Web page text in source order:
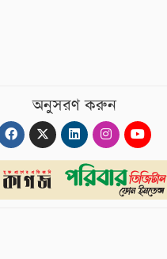
অনুসরণ করুন